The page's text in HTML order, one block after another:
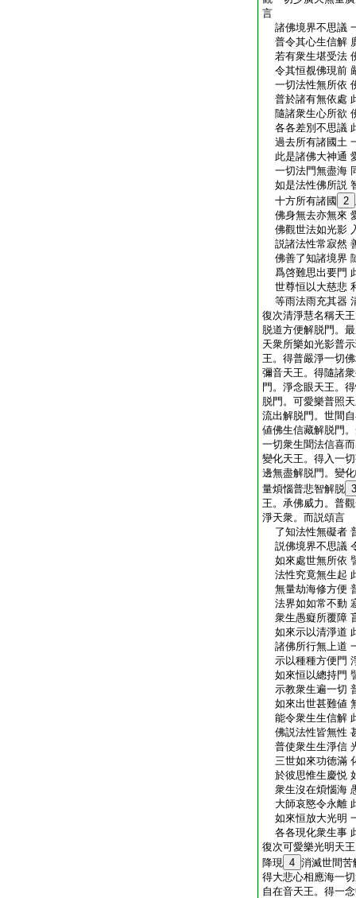
言
諸佛境界不思議
普令其心生信解
若有衆生堪受法
令其恒覩佛現前
一切法性無所依
普於諸有無依處
隨諸衆生心所欲
各各差別不思議
過去所有諸國土
此是諸佛大神通
一切法門無盡海
如是法性佛所説
十方所有諸國
2
佛身無去亦無來
佛觀世法如光影
説諸法性常寂然
佛善了知諸境界
爲啓難思出要門
世尊恒以大慈悲
等雨法雨充其器
復次清淨慧名稱天
脱道方便解脱門。
天衆所樂如光影普
王。得普嚴淨一切
彌音天王。得隨諸
門。淨念眼天王。
脱門。可愛樂普照
流出解脱門。世間
値佛生信藏解脱門
一切衆生聞法信喜
變化天王。得入一
邊無盡解脱門。變
量煩惱普悲智解脱 3
王。承佛威力。普
淨天衆。而説頌言
了知法性無礙者
説佛境界不思議
如來處世無所依
法性究竟無生起
無量劫海修方便
法界如如常不動
衆生愚癡所覆障
如來示以清淨道
諸佛所行無上道
示以種種方便門
如來恒以總持門
示教衆生遍一切
如來出世甚難値
能令衆生生信解
佛説法性皆無性
普使衆生生淨信
三世如來功徳滿
於彼思惟生慶悦
衆生沒在煩惱海
大師哀愍令永離
如來恒放大光明
各各現化衆生事
復次可愛樂光明天
降現 4 消滅世間苦
得大悲心相應海一
自在音天王。得一